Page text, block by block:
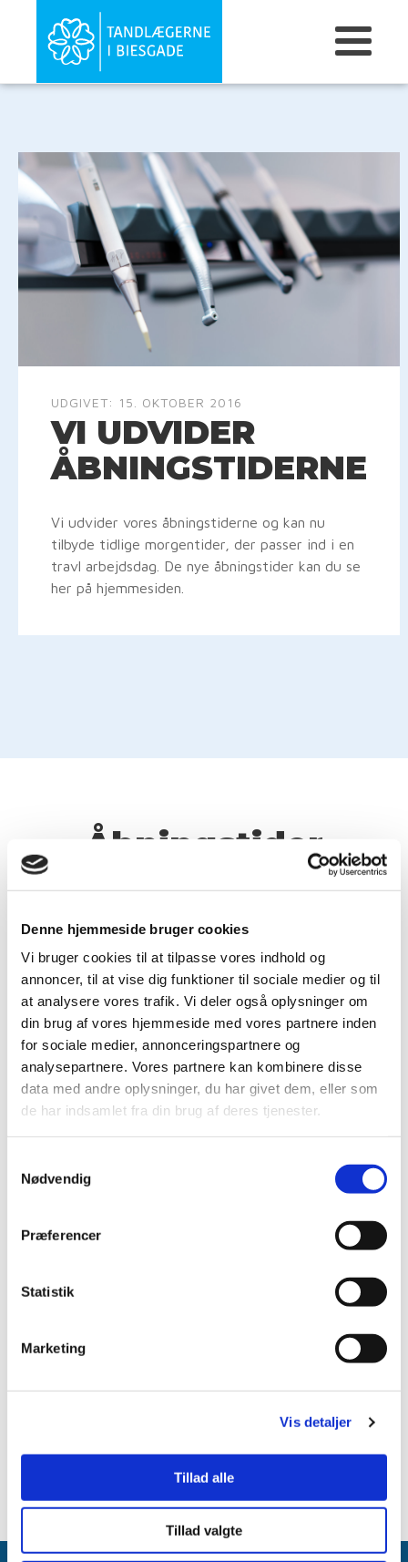
Denne hjemmeside bruger cookies
Vi bruger cookies til at tilpasse vores indhold og
annoncer, til at vise dig funktioner til sociale medier og til
at analysere vores trafik. Vi deler også oplysninger om
din brug af vores hjemmeside med vores partnere inden
for sociale medier, annonceringspartnere og
analysepartnere. Vores partnere kan kombinere disse
data med andre oplysninger, du har givet dem, eller som
de har indsamlet fra din brug af deres tjenester.
Nødvendig
Præferencer
Statistik
Marketing
Vis detaljer
Tillad alle
Tillad valgte
UDGIVET: 15. OKTOBER 2016
VI UDVIDER
ÅBNINGSTIDERNE
Vi udvider vores åbningstiderne og kan nu
tilbyde tidlige morgentider, der passer ind i en
travl arbejdsdag. De nye åbningstider kan du se
her på hjemmesiden.
Åbningstider
Mandag
07:30 - 16:30
Tirsdag
07:30 - 16:30